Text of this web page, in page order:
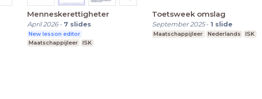
Menneskerettigheter
April 2026- 7 slides
New lesson editor
Maatschappijleer
ISK
Toetsweek omslag
September 2025- 1 slide
Maatschappijleer Nederlands ISK